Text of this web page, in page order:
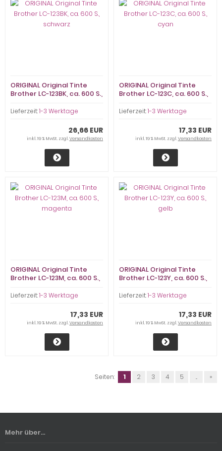
ORIGINAL Original Tinte
Brother LC-123BK, ca. 600 S.,
Lieferzeit:1-3 Werktage
26,66 EUR
inkl. 19 % MwSt. zzgl.Versandkosten
ORIGINAL Original Tinte
Brother LC-123C, ca. 600 S.,
Lieferzeit:1-3 Werktage
17,33 EUR
inkl. 19 % MwSt. zzgl.Versandkosten
ORIGINAL Original Tinte
Brother LC-123M, ca. 600 S.,
Lieferzeit:1-3 Werktage
17,33 EUR
inkl. 19 % MwSt. zzgl.Versandkosten
ORIGINAL Original Tinte
Brother LC-123Y, ca. 600 S.,
Lieferzeit:1-3 Werktage
17,33 EUR
inkl. 19 % MwSt. zzgl.Versandkosten
Seiten: 1 2 3 4 5 ... »
Mehr über...